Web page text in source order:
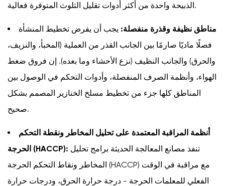
الذبيحة واحدة من أكثر أدوات تقليل التلوث المتوفرة فعالية.
مناطق نظيفة وقذرة منفصلة: يجب أن يفرض تخطيط المنشأة
فصلًا ماديًا صارمًا بين الجانب القذر من العملية (المخبأ، والنزيف،
والحرق) والجانب النظيف (نزع الأحشاء وما بعده). إن فروق ضغط
الهواء، وأنظمة الصرف المنفصلة، ​​وأدوات التحكم في الوصول بين
المناطق كلها جزء من تخطيط مسلخ الخنازير المصمم بشكل
صحيح.
أنظمة المراقبة المعتمدة على تحليل المخاطر ونقطة التحكم
الحرجة (HACCP): تنفذ مصانع المعالجة الحديثة برامج تحليل
المخاطر ونقاط التحكم الحرجة (HACCP) مع مراقبة في الوقت
الفعلي للمعلمات الحرجة - درجة حرارة الحرق، ودرجات حرارة